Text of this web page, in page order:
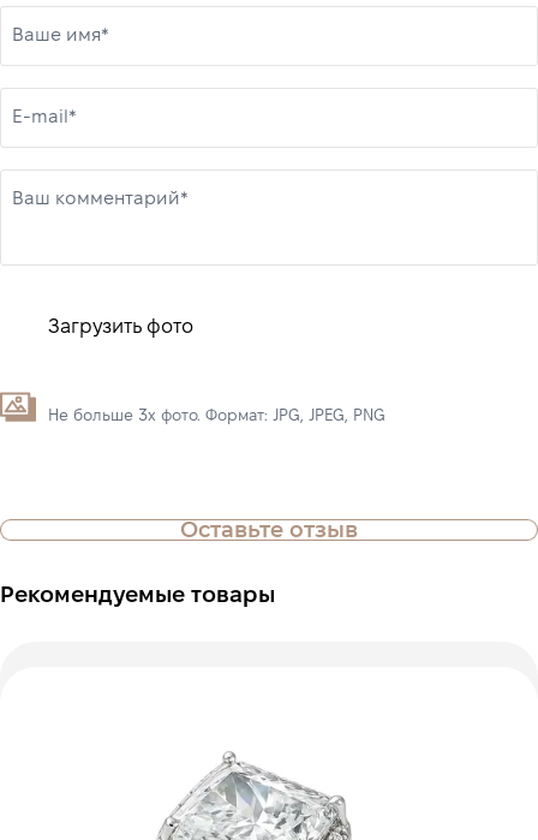
Ваше имя*
E-mail*
Ваш комментарий*
Загрузить фото
Не больше 3х фото. Формат: JPG, JPEG, PNG
Оставьте отзыв
Рекомендуемые товары